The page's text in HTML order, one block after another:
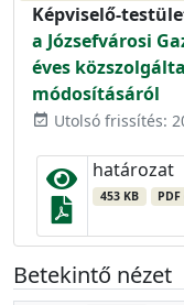
Képviselő-
a Józsefvárosi
éves
módosításáról
event_available Utolsó frissítés:
határozat
453 KB
Betekintő nézet